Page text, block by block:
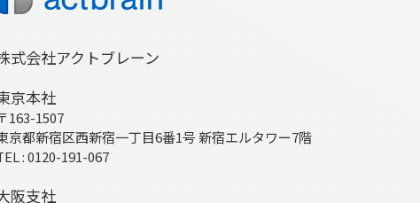
式会社アクトブレーン
京本社
163-1507
京都新宿区西新宿一丁目6番1号 新宿エルタワー7階
: 0120-191-067
阪支社